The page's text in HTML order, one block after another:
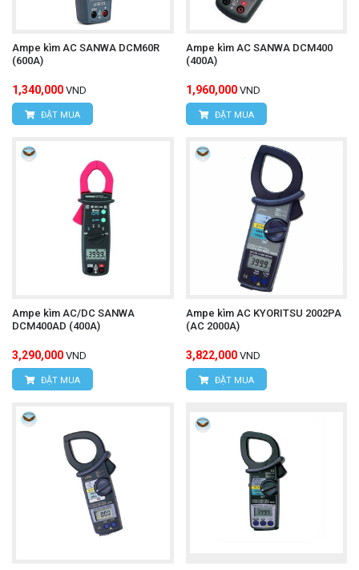
Hotline: 0393.968.345 / 0976.082.395
Email:vantien2307@gmail.com
HÙNG NGUYÊN TECH - TP HỒ CHÍ MINH
Kiên, Huyện Bình Chánh, Tp.Hồ Chí Minh.
Hotline: 0934.616.395
Email:vantien2307@gmail.com
Website:www.hungnguyentech.vn
Tham khảo thêm:
Đồng hồ vạn năng UNI-T
UT191E
Ampe kìm AC SANWA DCM60R
(600A)
1,340,000 VND
ĐẶT MUA
Ampe kìm AC SANWA DCM400
(400A)
1,960,000 VND
ĐẶT MUA
Ampe kìm AC/DC SANWA
DCM400AD (400A)
3,290,000 VND
ĐẶT MUA
Ampe kìm AC KYORITSU 2002PA
(AC 2000A)
3,822,000 VND
ĐẶT MUA